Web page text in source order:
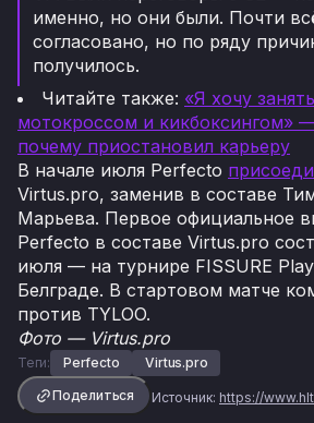
именно, но они были. Почти
согласовано, но по ряду
получилось.
Читайте также: «Я хочу
мотокроссом и кикбоксингом»
почему приостановил карьеру
В начале июля Perfecto
Virtus.pro, заменив в составе
Марьева. Первое официальное
Perfecto в составе Virtus.pro
июля — на турнире FISSURE
Белграде. В стартовом матче
против TYLOO.
Фото — Virtus.pro
Теги: Perfecto
Virtus.pro
Поделиться
Источник: https://www.hltv.org/news/42177/perfecto-many-